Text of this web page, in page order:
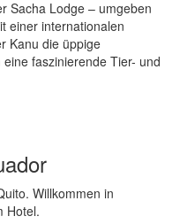
Sacha Lodge – umgeben
einer internationalen
Kanu die üppige
faszinierende Tier- und
Willkommen in
Hotel.